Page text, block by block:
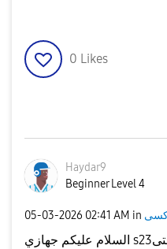
0 Likes
Haydar9
Beginner Level 4
‎05-03-2026 02:41 AM in
السلام عليكم جهازي s23الترا لايدعم اللغة العربية وحتى